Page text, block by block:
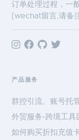
订单处理过程，一
[wechat留言,请备
产品服务
群控引流、账号托
外贸服务-跨境工具
如何购买折扣充值